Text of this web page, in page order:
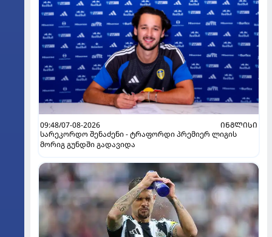
09:48/07-08-2026
ᲘᲜᲒᲚᲘᲡᲘ
სარეკორდო შენაძენი - ტრაფორდი პრემიერ ლიგის
მორიგ გუნდში გადავიდა